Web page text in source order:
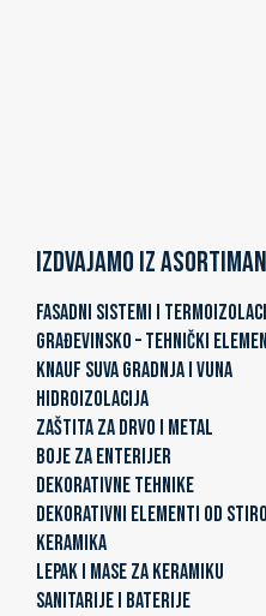
Izdvajamo iz
FASADNI SISTEMI I
GRAĐEVINSKO – TEHNIČKI
KNAUF SUVA GRADNJA I VUNA
HIDROIZOLACIJA
ZAŠTITA ZA DRVO I METAL
BOJE ZA ENTERIJER
DEKORATIVNE TEHNIKE
DEKORATIVNI ELEMENTI OD
KERAMIKA
LEPAK I MASE ZA KERAMIKU
SANITARIJE I BATERIJE